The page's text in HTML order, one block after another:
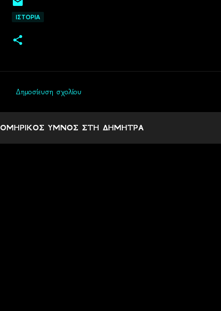
ΙΣΤΟΡΙΑ
ό
λ
Δημοσίευση σχολίου
ΟΜΗΡΙΚΟΣ ΥΜΝΟΣ ΣΤΗ ΔΗΜΗΤΡΑ